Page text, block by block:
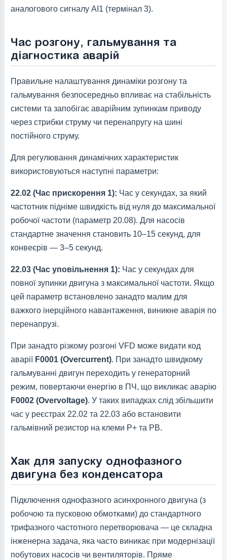
аналогового сигналу AI1 (термінал 3).
Час розгону, гальмування та
діагностика аварій
Правильне налаштування динаміки розгону та
гальмування безпосередньо впливає на стабільність
системи та запобігає аварійним зупинкам приводу
через стрибки струму чи перенапругу на шині
постійного струму.
Для регулювання динамічних характеристик
використовуються наступні параметри:
22.02 (Час прискорення 1): Час у секундах, за який
частотник підніме швидкість від нуля до максимальної
робочої частоти (параметр 20.08). Для насосів
стандартне значення становить 10–15 секунд, для
конвеєрів — 3–5 секунд.
22.03 (Час уповільнення 1): Час у секундах для
повної зупинки двигуна з максимальної частоти. Якщо
цей параметр встановлено занадто малим для
важкого інерційного навантаження, виникне аварія по
перенапрузі.
При занадто різкому розгоні VFD може видати код
аварії F0001 (Overcurrent). При занадто швидкому
гальмуванні двигун переходить у генераторний
режим, повертаючи енергію в ПЧ, що викликає аварію
F0002 (Overvoltage). У таких випадках слід збільшити
час у реєстрах 22.02 та 22.03 або встановити
гальмівний резистор на клеми P+ та PB.
Хак для запуску однофазного
двигуна без конденсатора
Підключення однофазного асинхронного двигуна (з
робочою та пусковою обмотками) до стандартного
трифазного частотного перетворювача — це складна
інженерна задача, яка часто виникає при модернізації
побутових насосів чи вентиляторів. Пряме